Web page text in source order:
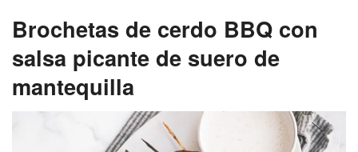
Brochetas de cerdo BBQ con
salsa picante de suero de
mantequilla